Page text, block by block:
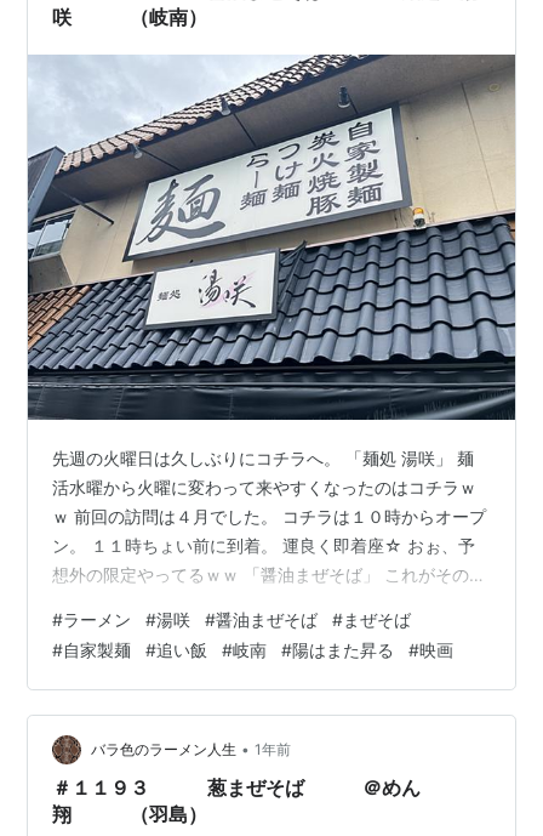
咲 （岐南）
先週の火曜日は久しぶりにコチラへ。 「麺処 湯咲」 麺
活水曜から火曜に変わって来やすくなったのはコチラｗ
ｗ 前回の訪問は４月でした。 コチラは１０時からオープ
ン。 １１時ちょい前に到着。 運良く即着座☆ おぉ、予
想外の限定やってるｗｗ 「醤油まぜそば」 これがその限
咲でまぜそばって意外とイメージない。 「がごめ昆布水
のまぜそば」以来かな。 トッピングはチャーシュー、メ
ンマ、温玉、刻み海苔、玉ねぎ、ネギ。 選べる麺量を当
然の大盛り２５０ｇ☆ よく混ぜていただきます。 自家製
の太麺は麺肌滑らかでもっちもち☆ そしてタレは「かめ
びし醤油」の香ばし…
#ラーメン #湯咲 #醤油まぜそば #まぜそば
#自家製麺 #追い飯 #岐南 #陽はまた昇る #映画
バラ色のラーメン人生 • 1年前
＃１１９３ 葱まぜそば ＠めん
翔 （羽島）